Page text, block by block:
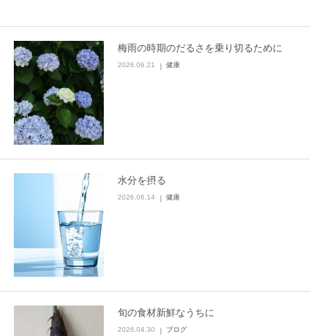
梅雨の時期のだるさを乗り切るために
2026.06.21 健康
水分を摂る
2026.06.14 健康
旬の食材新鮮なうちに
2026.04.30 ブログ